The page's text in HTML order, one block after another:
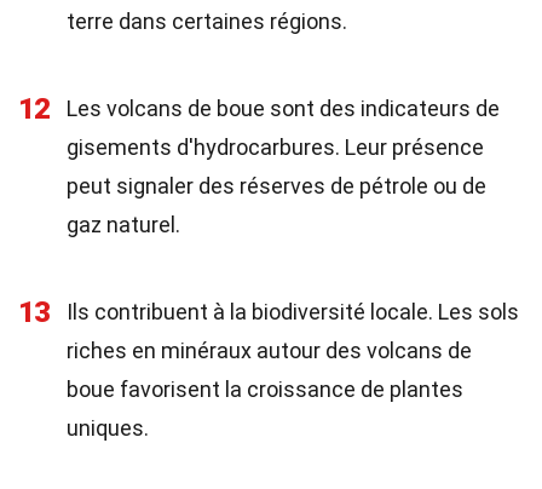
terre dans certaines régions.
12
Les volcans de boue sont des indicateurs de
gisements d'hydrocarbures. Leur présence
peut signaler des réserves de pétrole ou de
gaz naturel.
13
Ils contribuent à la biodiversité locale. Les sols
riches en minéraux autour des volcans de
boue favorisent la croissance de plantes
uniques.